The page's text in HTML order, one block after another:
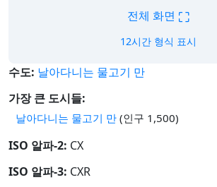
전체 화면 ⛶
12시간 형식 표시
수도: 날아다니는 물고기 만
가장 큰 도시들:
날아다니는 물고기 만 (인구 1,500)
ISO 알파-2: CX
ISO 알파-3: CXR